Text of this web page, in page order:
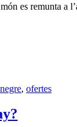
es remunta a
, ofertes